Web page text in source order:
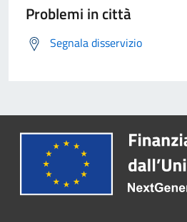
Problemi in città
Segnala disservizio